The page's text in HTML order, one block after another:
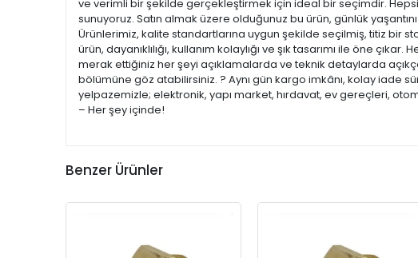
ve verimli bir şekilde gerçekleştirmek için ideal bir seçimdir.
sunuyoruz. Satın almak üzere olduğunuz bu ürün, günlük
Ürünlerimiz, kalite standartlarına uygun şekilde seçilmiş, titiz bir
ürün, dayanıklılığı, kullanım kolaylığı ve şık tasarımı ile öne
merak ettiğiniz her şeyi açıklamalarda ve teknik detaylarda
bölümüne göz atabilirsiniz. ? Aynı gün kargo imkânı, kolay iade
yelpazemizle; elektronik, yapı market, hırdavat, ev gereçleri,
– Her şey içinde!
Benzer Ürünler